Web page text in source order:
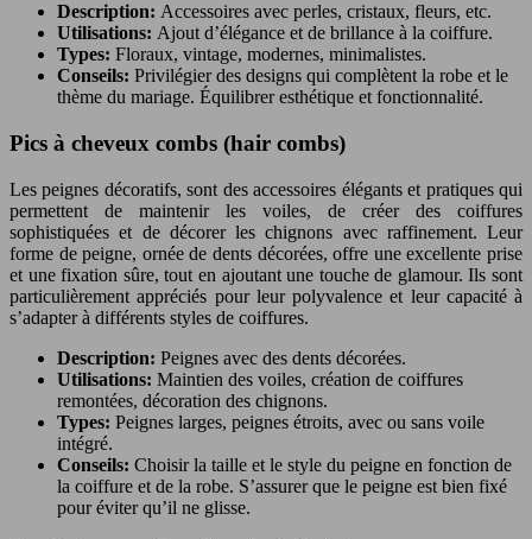
Description: Accessoires avec perles, cristaux, fleurs, etc.
Utilisations: Ajout d’élégance et de brillance à la coiffure.
Types: Floraux, vintage, modernes, minimalistes.
Conseils: Privilégier des designs qui complètent la robe et le
thème du mariage. Équilibrer esthétique et fonctionnalité.
Pics à cheveux combs (hair combs)
Les peignes décoratifs, sont des accessoires élégants et pratiques qui
permettent de maintenir les voiles, de créer des coiffures
sophistiquées et de décorer les chignons avec raffinement. Leur
forme de peigne, ornée de dents décorées, offre une excellente prise
et une fixation sûre, tout en ajoutant une touche de glamour. Ils sont
particulièrement appréciés pour leur polyvalence et leur capacité à
s’adapter à différents styles de coiffures.
Description: Peignes avec des dents décorées.
Utilisations: Maintien des voiles, création de coiffures
remontées, décoration des chignons.
Types: Peignes larges, peignes étroits, avec ou sans voile
intégré.
Conseils: Choisir la taille et le style du peigne en fonction de
la coiffure et de la robe. S’assurer que le peigne est bien fixé
pour éviter qu’il ne glisse.